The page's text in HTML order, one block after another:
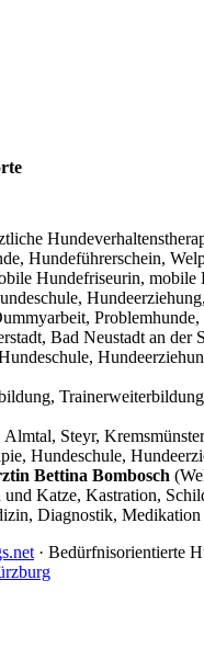
Hundeführerschein,
Hundefriseurin,
Bad Neustadt an
Steyr,
Hundeschule,
Bettina Bombosch
Katze, Kastration,
Diagnostik, Medikation
· Bedürfnisorientierte